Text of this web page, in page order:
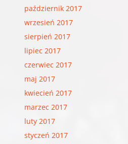
październik 2017
wrzesień 2017
sierpień 2017
lipiec 2017
czerwiec 2017
maj 2017
kwiecień 2017
marzec 2017
luty 2017
styczeń 2017